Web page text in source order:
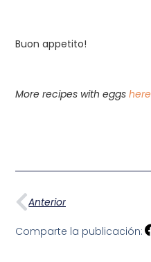
Buon appetito!
More recipes with eggshere
Anterior
Comparte la publicación: